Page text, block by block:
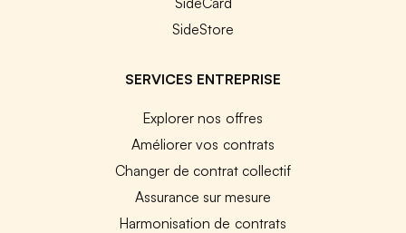
SideStore
SERVICES ENTREPRISE
Explorer nos offres
Améliorer vos contrats
Changer de contrat collectif
Assurance sur mesure
Harmonisation de contrats